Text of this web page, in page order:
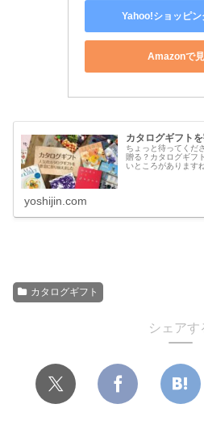
Yahoo!ショッピン
Amazonで
カタログギフト
ちょっと待ってくだ
贈る？カタログギフ
いところがあります
yoshijin.com
カタログギフト
シェアす